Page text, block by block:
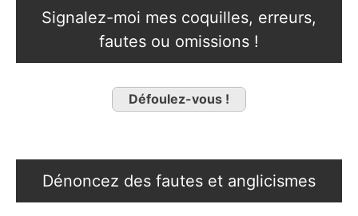
Signalez-moi mes coquilles, erreurs,
fautes ou omissions !
Défoulez-vous !
Dénoncez des fautes et anglicismes